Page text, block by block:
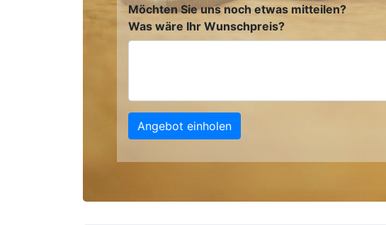
Möchten Sie uns noch etwas mitteilen?
Was wäre Ihr Wunschpreis?
Angebot einholen